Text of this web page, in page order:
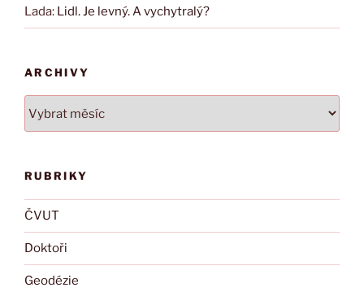
Lada: Lidl. Je levný. A vychytralý?
ARCHIVY
RUBRIKY
ČVUT
Doktoři
Geodézie